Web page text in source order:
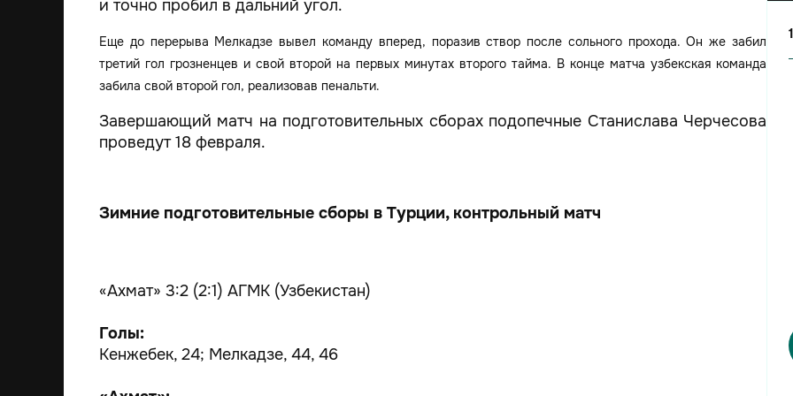
и точно пробил в дальний угол.
Еще до перерыва Мелкадзе вывел команду вперед, поразив створ после сольного прохода. Он же забил
третий гол грозненцев и свой второй на первых минутах второго тайма. В конце матча узбекская команда
забила свой второй гол, реализовав пенальти.
Завершающий матч на подготовительных сборах подопечные Станислава Черчесова
проведут 18 февраля.
Зимние подготовительные сборы в Турции, контрольный матч
«Ахмат» 3:2 (2:1) АГМК (Узбекистан)
Голы:
Кенжебек, 24; Мелкадзе, 44, 46